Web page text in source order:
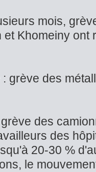
mois,
Khomeiny ont
grève des
des
des
20-30 %
le